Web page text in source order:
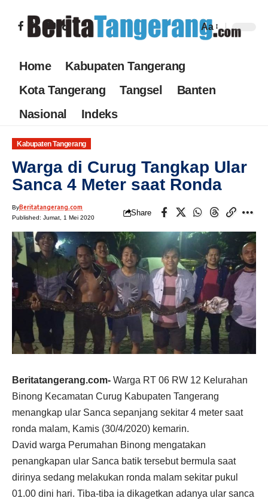
Aa
Home
Kabupaten Tangerang
Kota Tangerang
Tangsel
Banten
Nasional
Indeks
Kabupaten Tangerang
Warga di Curug Tangkap Ular
Sanca 4 Meter saat Ronda
ByBeritatangerang.com
Published: Jumat, 1 Mei 2020
Share
Beritatangerang.com- Warga RT 06 RW 12 Kelurahan
Binong Kecamatan Curug Kabupaten Tangerang
menangkap ular Sanca sepanjang sekitar 4 meter saat
ronda malam, Kamis (30/4/2020) kemarin.
David warga Perumahan Binong mengatakan
penangkapan ular Sanca batik tersebut bermula saat
dirinya sedang melakukan ronda malam sekitar pukul
01.00 dini hari. Tiba-tiba ia dikagetkan adanya ular sanca